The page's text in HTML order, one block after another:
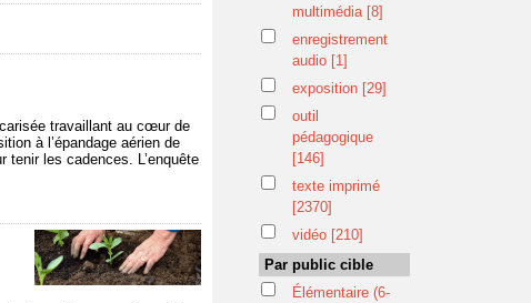
travaillant au cœur de
à l’épandage aérien de
tenir les cadences. L’enquête
multimédia [8]
enregistrement
audio [1]
exposition [29]
outil
pédagogique
[146]
texte imprimé
[2370]
vidéo [210]
Par public cible
Élémentaire (6-